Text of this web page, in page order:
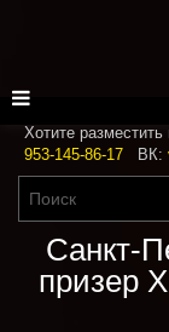
Хотите
953-145-86-17 ВК:
призер